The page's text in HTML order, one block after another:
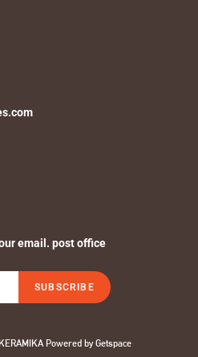
email. post office
SUBSCRIBE
Powered byGetspace